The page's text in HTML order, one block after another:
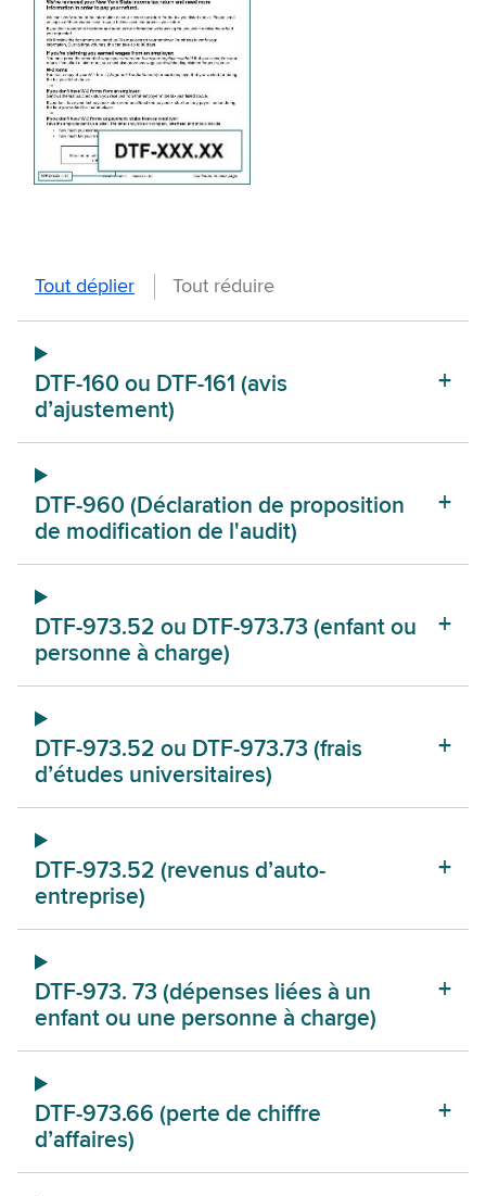
Comment
répondre
une
autre
lettre
DTF-160 ou DTF-161 (avis
d’ajustement)
DTF-960 (Déclaration de proposition
de modification de l'audit)
DTF-973.52 ou DTF-973.73 (enfant ou
personne à charge)
DTF-973.52 ou DTF-973.73 (frais
d’études universitaires)
DTF-973.52 (revenus d’auto-
entreprise)
DTF-973. 73 (dépenses liées à un
enfant ou une personne à charge)
DTF-973.66 (perte de chiffre
d’affaires)